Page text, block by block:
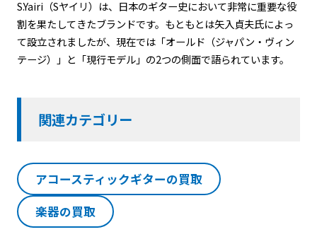
S.Yairi（Sヤイリ）は、日本のギター史において非常に重要な役
割を果たしてきたブランドです。もともとは矢入貞夫氏によっ
て設立されましたが、現在では「オールド（ジャパン・ヴィン
テージ）」と「現行モデル」の2つの側面で語られています。
関連カテゴリー
アコースティックギターの買取
楽器の買取